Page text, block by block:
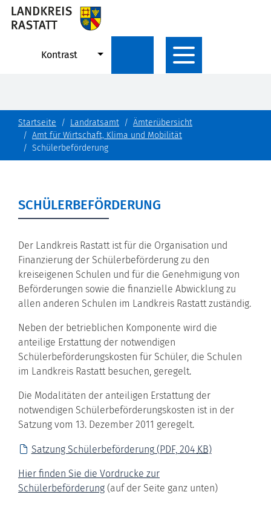
Kontrast
Startseite Landratsamt
Ämterübersicht
Amt für Wirtschaft, Klima und Mobilität
Schülerbeförderung
SCHÜLERBEFÖRDERUNG
Der Landkreis Rastatt ist für die Organisation und
Finanzierung der Schülerbeförderung zu den
kreiseigenen Schulen und für die Genehmigung von
Beförderungen sowie die finanzielle Abwicklung zu
allen anderen Schulen im Landkreis Rastatt zuständig.
Neben der betrieblichen Komponente wird die
anteilige Erstattung der notwendigen
Schülerbeförderungskosten für Schüler, die Schulen
im Landkreis Rastatt besuchen, geregelt.
Die Modalitäten der anteiligen Erstattung der
notwendigen Schülerbeförderungskosten ist in der
Satzung vom 13. Dezember 2011 geregelt.
Satzung Schülerbeförderung(PDF, 204 KB)
Hier finden Sie die Vordrucke zur
Schülerbeförderung (auf der Seite ganz unten)